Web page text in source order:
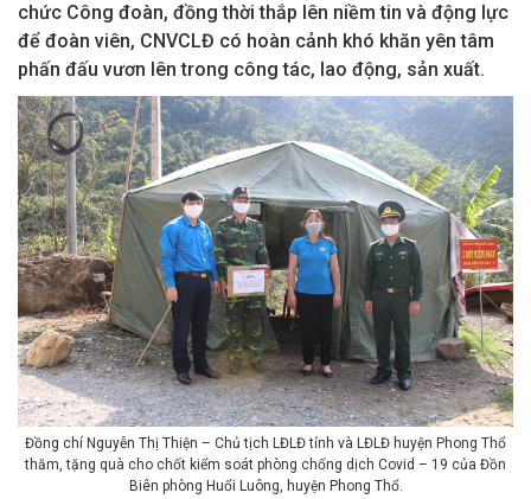
chức Công đoàn, đồng thời thắp lên niềm tin và động lực
để đoàn viên, CNVCLĐ có hoàn cảnh khó khăn yên tâm
phấn đấu vươn lên trong công tác, lao động, sản xuất.
Đồng chí Nguyễn Thị Thiện – Chủ tịch LĐLĐ tỉnh và LĐLĐ huyện Phong Thổ
thăm, tặng quà cho chốt kiểm soát phòng chống dịch Covid – 19 của Đồn
Biên phòng Huổi Luông, huyện Phong Thổ.